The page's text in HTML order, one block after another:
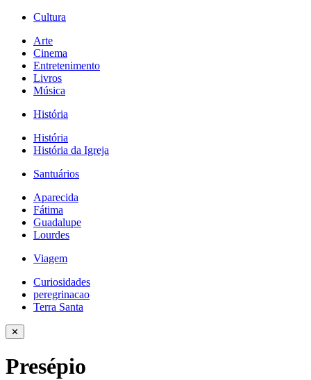
Cultura
Arte
Cinema
Entretenimento
Livros
Música
História
História
História da Igreja
Santuários
Aparecida
Fátima
Guadalupe
Lourdes
Viagem
Curiosidades
peregrinacao
Terra Santa
✕
Presépio